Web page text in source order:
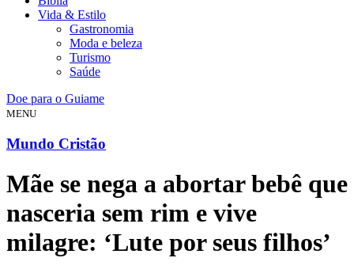
Vida & Estilo
Gastronomia
Moda e beleza
Turismo
Saúde
Doe para o Guiame
MENU
Mundo Cristão
Mãe se nega a abortar bebê que
nasceria sem rim e vive
milagre: ‘Lute por seus filhos’